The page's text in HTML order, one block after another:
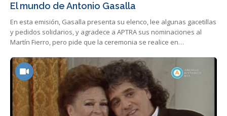
El mundo de Antonio Gasalla
En esta emisión, Gasalla presenta su elenco, lee algunas gacetillas
y pedidos solidarios, y agradece a APTRA sus nominaciones al
Martín Fierro, pero pide que la ceremonia se realice en…